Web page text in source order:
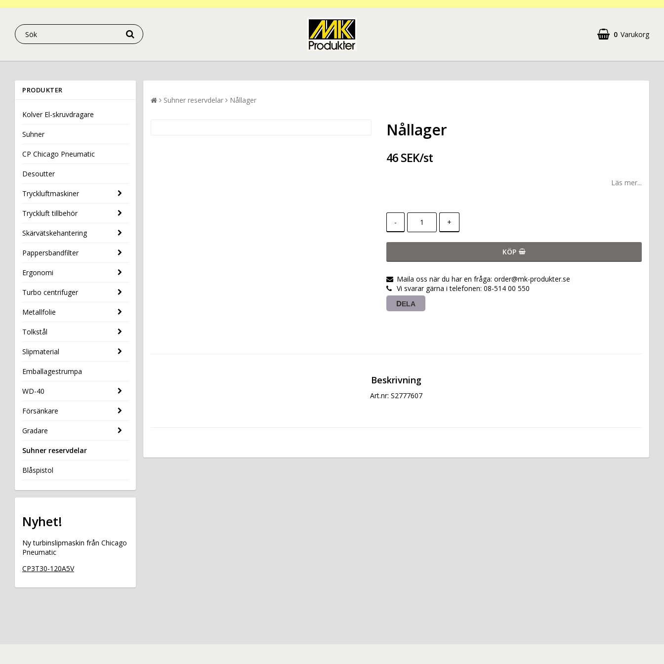
0 Varukorg
PRODUKTER
Kolver El-skruvdragare
Suhner
CP Chicago Pneumatic
Desoutter
Tryckluftmaskiner
Tryckluft tillbehör
Skärvätskehantering
Pappersbandfilter
Ergonomi
Turbo centrifuger
Metallfolie
Tolkstål
Slipmaterial
Emballagestrumpa
WD-40
Försänkare
Gradare
Suhner reservdelar
Blåspistol
Nyhet!
Ny turbinslipmaskin från Chicago
Pneumatic
CP3T30-120A5V
Suhner reservdelar Nållager
Nållager
46 SEK/st
Läs mer...
- +
KÖP
Maila oss när du har en fråga: order@mk-produkter.se
Vi svarar gärna i telefonen: 08-514 00 550
DELA
Beskrivning
Art.nr: S2777607